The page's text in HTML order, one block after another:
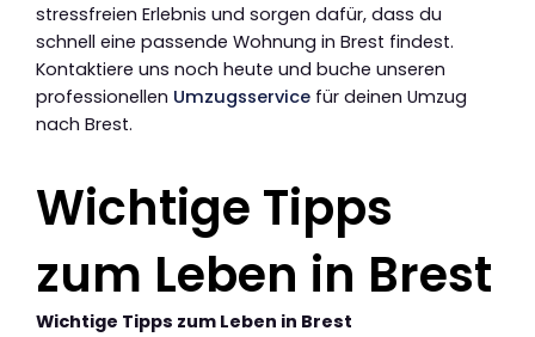
stressfreien Erlebnis und sorgen dafür, dass du
schnell eine passende Wohnung in Brest findest.
Kontaktiere uns noch heute und buche unseren
professionellen Umzugsservice für deinen Umzug
nach Brest.
Wichtige Tipps
zum Leben in Brest
Wichtige Tipps zum Leben in Brest